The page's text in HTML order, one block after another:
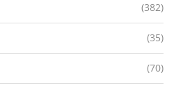
(382)
(35)
(70)